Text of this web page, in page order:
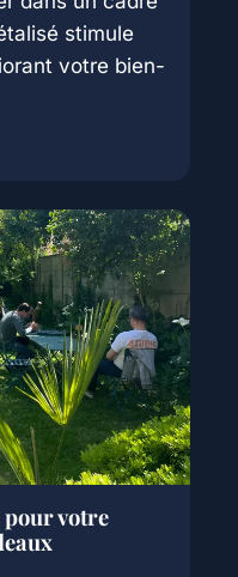
stimule
votre bien-
votre